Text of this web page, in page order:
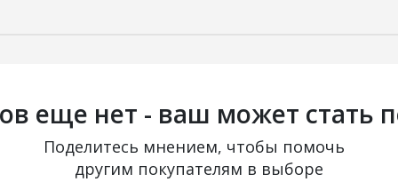
еще нет - ваш может стать
Поделитесь мнением, чтобы помочь
другим покупателям в выборе